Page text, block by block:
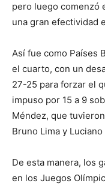
pero luego comenzó
una gran efectividad
Así fue como Países
el cuarto, con un
27-25 para forzar el
impuso por 15 a 9
Méndez, que
Bruno Lima y
De esta manera, los
en los Juegos